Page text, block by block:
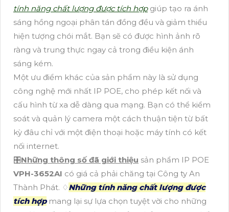
tính năng chất lượng được tích hợpgiúp tạo ra ánh
sáng hồng ngoại phân tán đồng đều và giảm thiểu
hiện tượng chói mắt. Bạn sẽ có được hình ảnh rõ
ràng và trung thực ngay cả trong điều kiện ánh
sáng kém.
Một ưu điểm khác của sản phẩm này là sử dụng
công nghệ mới nhất IP POE, cho phép kết nối và
cấu hình từ xa dễ dàng qua mạng. Bạn có thể kiểm
soát và quản lý camera một cách thuận tiện từ bất
kỳ đâu chỉ với một điện thoại hoặc máy tính có kết
nối internet.
🎛Những thông số đã giới thiệu sản phẩm IP POE
VPH-3652AI có giá cả phải chăng tại Công ty An
Thành Phát. ♢Những tính năng chất lượng được
tích hợpmang lại sự lựa chọn tuyệt vời cho những